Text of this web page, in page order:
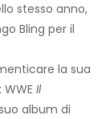
stesso anno,
Bling per il
la sua
Il
album di